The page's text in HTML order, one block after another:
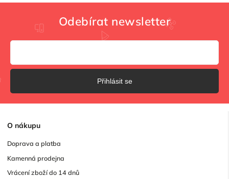
O nákupu
Doprava a platba
Kamenná prodejna
Vrácení zboží do 14 dnů
Odebírat newsletter
Přihlásit se